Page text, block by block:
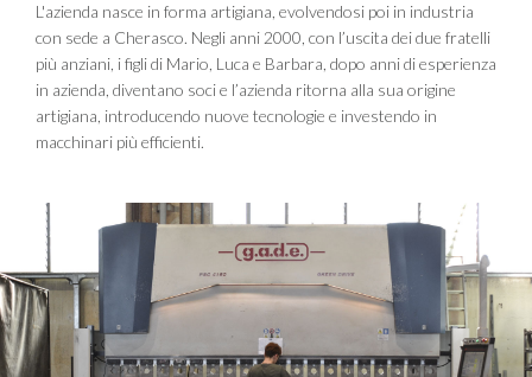
L'azienda nasce in forma artigiana, evolvendosi poi in industria
con sede a Cherasco. Negli anni 2000, con l’uscita dei due fratelli
più anziani, i figli di Mario, Luca e Barbara, dopo anni di esperienza
in azienda, diventano soci e l’azienda ritorna alla sua origine
artigiana, introducendo nuove tecnologie e investendo in
macchinari più efficienti.